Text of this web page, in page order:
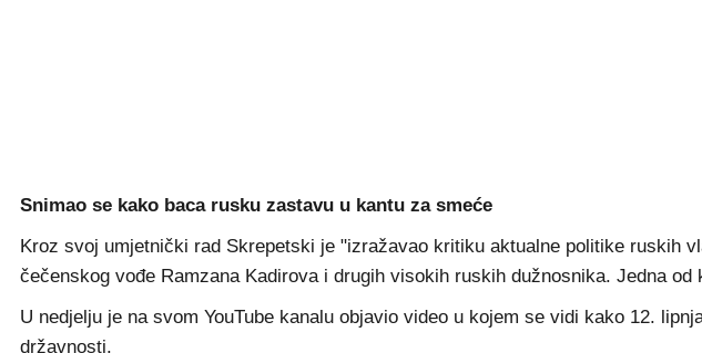
Snimao se kako baca rusku zastavu u kantu za smeće
Kroz svoj umjetnički rad Skrepetski je "izražavao kritiku aktualne politike ruskih
čečenskog vođe Ramzana Kadirova i drugih visokih ruskih dužnosnika. Jedna
U nedjelju je na svom YouTube kanalu objavio video u kojem se vidi kako 12.
državnosti.